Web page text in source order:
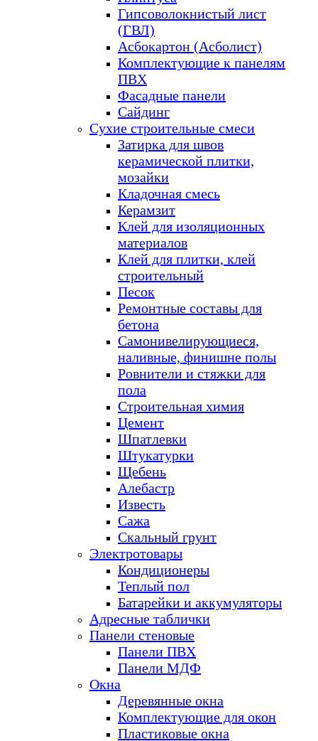
Гипсоволокнистый лист
(ГВЛ)
Асбокартон (Асболист)
Комплектующие к панелям
ПВХ
Фасадные панели
Сайдинг
Сухие строительные смеси
Затирка для швов
керамической плитки,
мозайки
Кладочная смесь
Керамзит
Клей для изоляционных
материалов
Клей для плитки, клей
строительный
Песок
Ремонтные составы для
бетона
Самонивелирующиеся,
наливные, финишне полы
Ровнители и стяжки для
пола
Строительная химия
Цемент
Шпатлевки
Штукатурки
Щебень
Алебастр
Известь
Сажа
Скальный грунт
Электротовары
Кондиционеры
Теплый пол
Батарейки и аккумуляторы
Адресные таблички
Панели стеновые
Панели ПВХ
Панели МДФ
Окна
Деревянные окна
Комплектующие для окон
Пластиковые окна